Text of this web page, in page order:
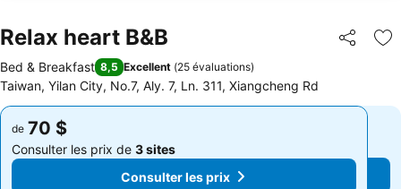
Relax heart B&B Partager
Bed & Breakfast 8,5 Excellent (25 évaluations)
Taiwan, Yilan City, No.7, Aly. 7, Ln. 311, Xiangcheng Rd
de 70 $
Consulter les prix de 3 sites
Consulter les prix
de 70 $
Consulter les prix de 3 sites
Consulter les prix